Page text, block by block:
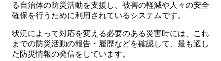
る自治体の防災活動を支援し、被害の軽減や人々の安全
確保を行うために利用されているシステムです。
状況によって対応を変える必要のある災害時には、これ
までの防災活動の報告・履歴などを確認して、最も適し
た防災情報の発信をしています。